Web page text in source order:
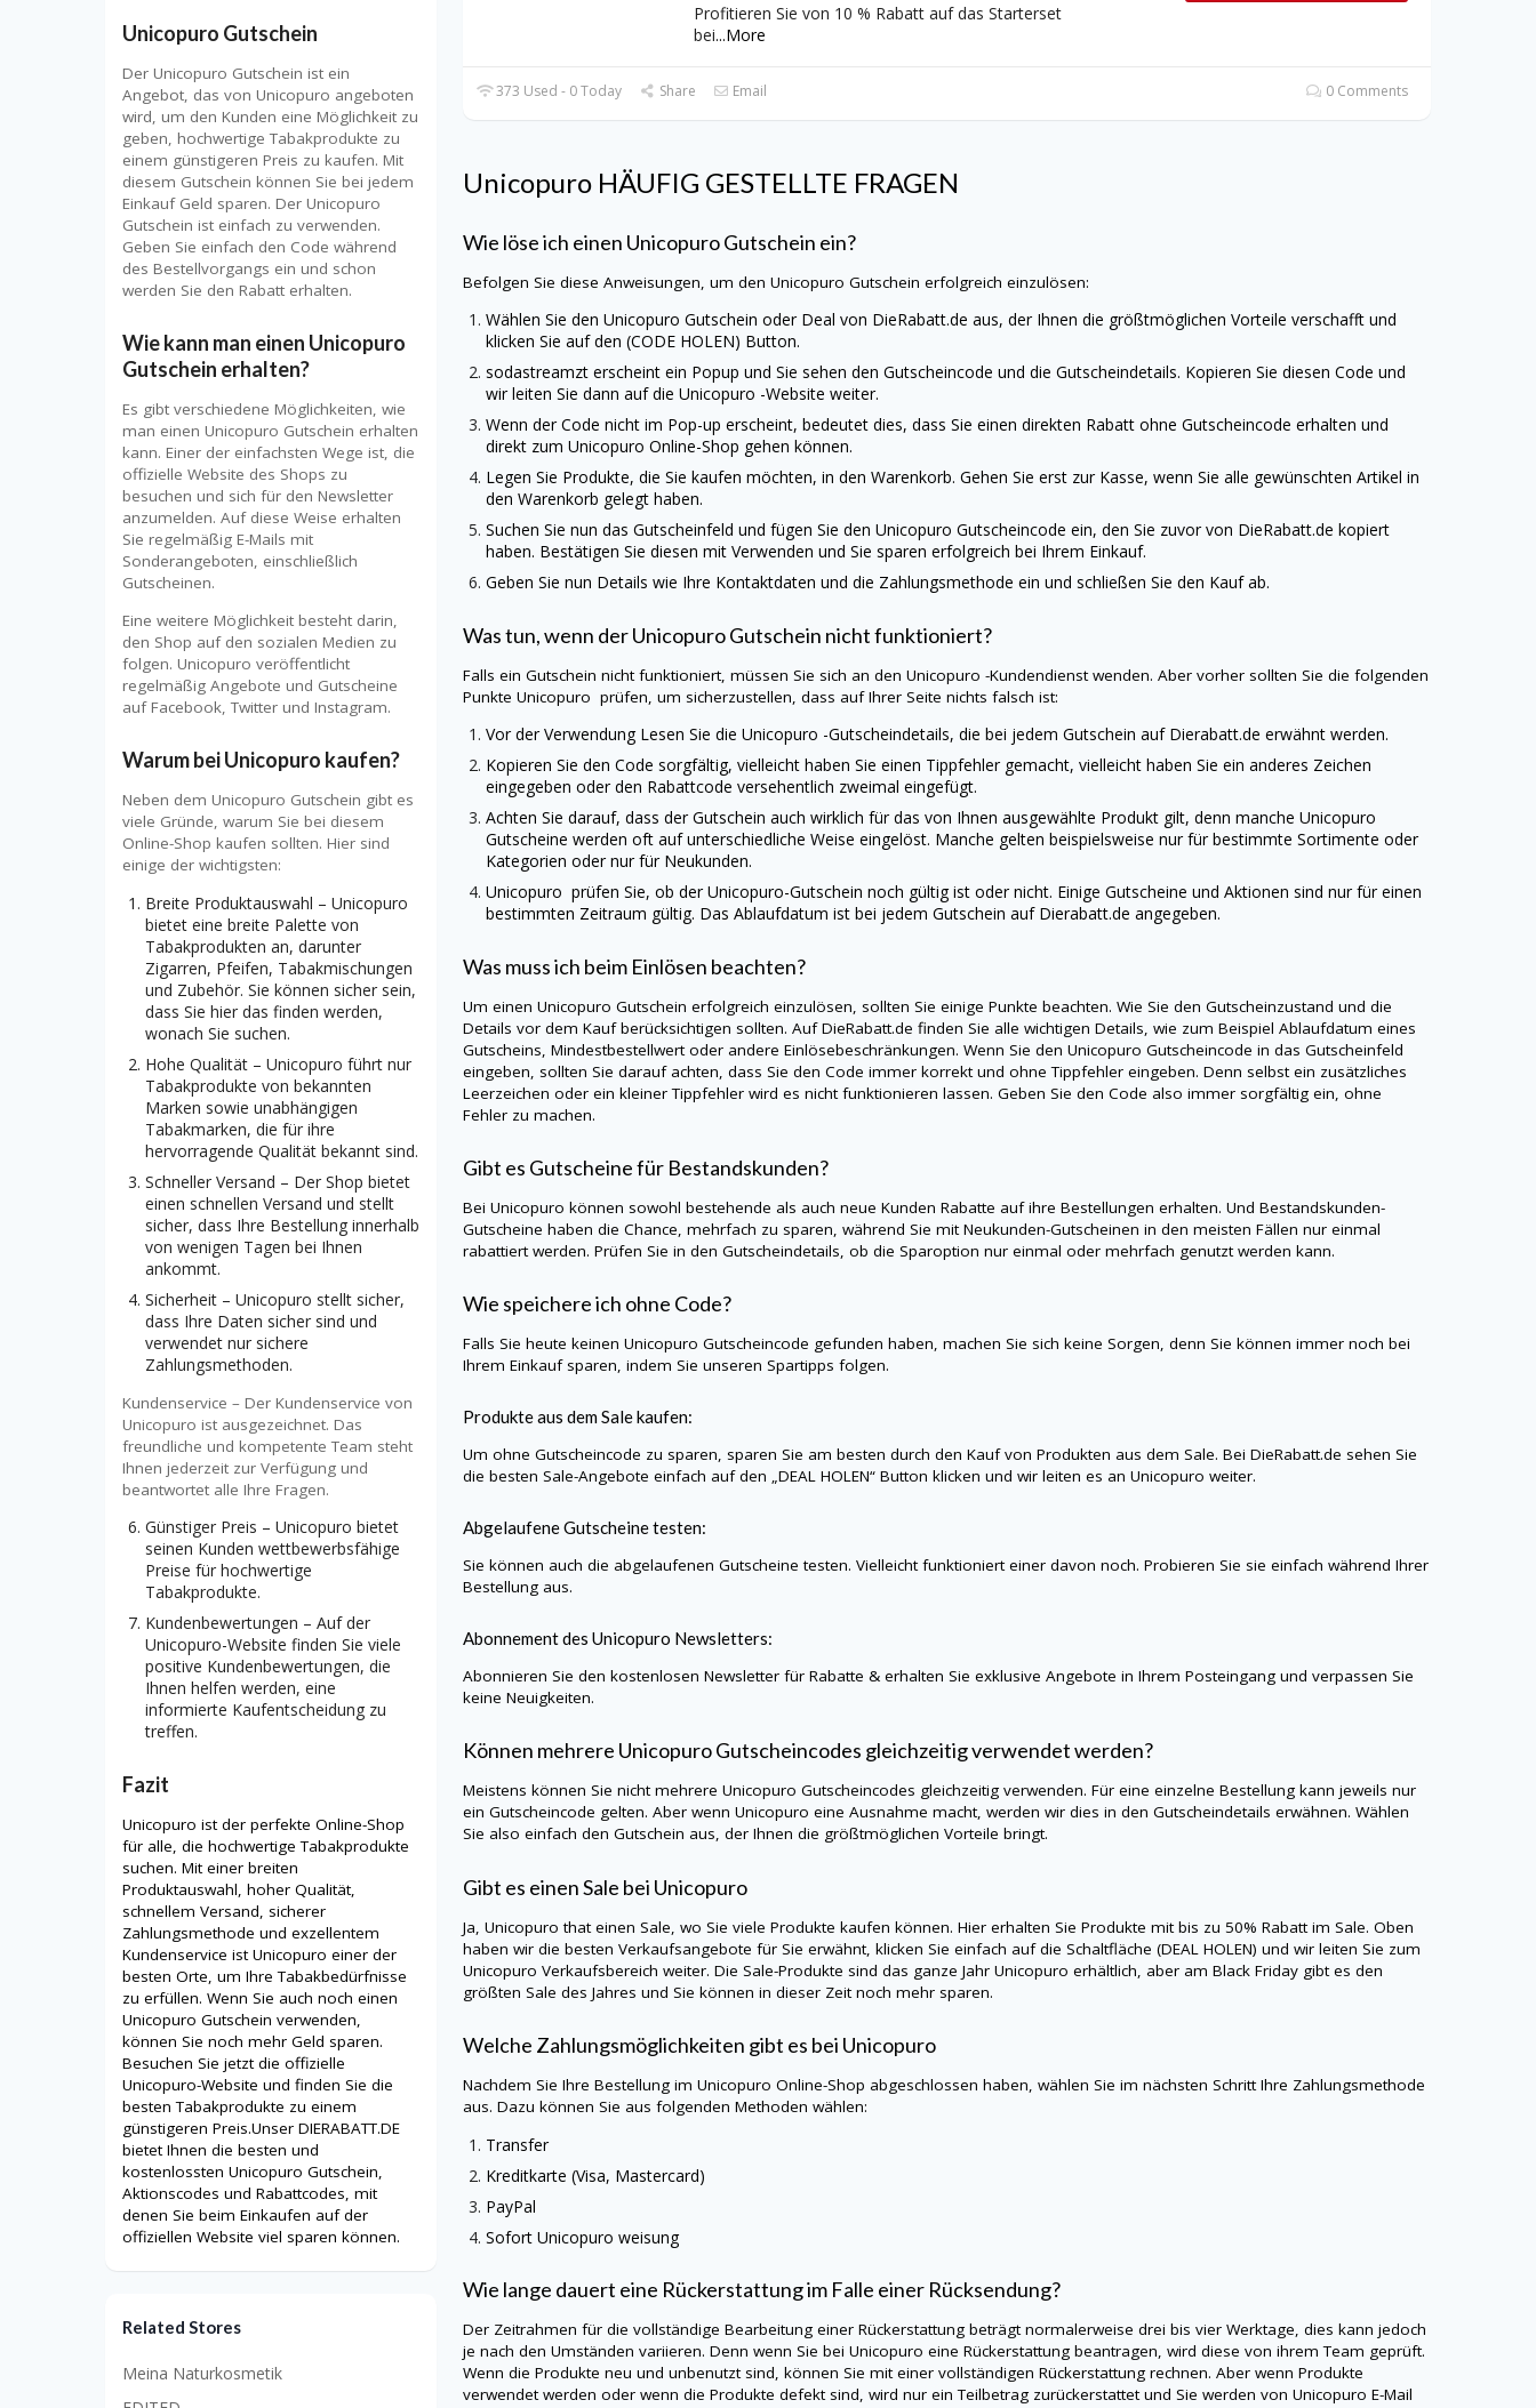
Profitieren Sie von 10 % Rabatt auf das Starterset
bei...More
373 Used - 0 Today Share Email 0 Comments
Unicopuro HÄUFIG GESTELLTE FRAGEN
Wie löse ich einen UnicopuroGutschein ein?
Befolgen Sie diese Anweisungen, um denUnicopuroGutschein erfolgreich einzulösen:
Wählen Sie denUnicopuroGutschein oder Deal von DieRabatt.de aus, der Ihnen die größtmöglichen Vorteile verschafft und
klicken Sie auf den (CODE HOLEN) Button.
sodastreamzt erscheint ein Popup und Sie sehen den Gutscheincode und die Gutscheindetails. Kopieren Sie diesen Code und
wir leiten Sie dann auf dieUnicopuro -Website weiter.
Wenn der Code nicht im Pop-up erscheint, bedeutet dies, dass Sie einen direkten Rabatt ohne Gutscheincode erhalten und
direkt zumUnicopuroOnline-Shop gehen können.
Legen Sie Produkte, die Sie kaufen möchten, in den Warenkorb. Gehen Sie erst zur Kasse, wenn Sie alle gewünschten Artikel in
den Warenkorb gelegt haben.
Suchen Sie nun das Gutscheinfeld und fügen Sie denUnicopuroGutscheincode ein, den Sie zuvor von DieRabatt.de kopiert
haben. Bestätigen Sie diesen mit Verwenden und Sie sparen erfolgreich bei Ihrem Einkauf.
Geben Sie nun Details wie Ihre Kontaktdaten und die Zahlungsmethode ein und schließen Sie den Kauf ab.
Was tun, wenn derUnicopuroGutschein nicht funktioniert?
Falls ein Gutschein nicht funktioniert, müssen Sie sich an denUnicopuro-Kundendienst wenden. Aber vorher sollten Sie die folgenden
PunkteUnicopuro prüfen, um sicherzustellen, dass auf Ihrer Seite nichts falsch ist:
Vor der Verwendung Lesen Sie dieUnicopuro -Gutscheindetails, die bei jedem Gutschein auf Dierabatt.de erwähnt werden.
Kopieren Sie den Code sorgfältig, vielleicht haben Sie einen Tippfehler gemacht, vielleicht haben Sie ein anderes Zeichen
eingegeben oder den Rabattcode versehentlich zweimal eingefügt.
Achten Sie darauf, dass der Gutschein auch wirklich für das von Ihnen ausgewählte Produkt gilt, denn mancheUnicopuro
Gutscheine werden oft auf unterschiedliche Weise eingelöst. Manche gelten beispielsweise nur für bestimmte Sortimente oder
Kategorien oder nur für Neukunden.
Unicopuro prüfen Sie, ob derUnicopuro-Gutschein noch gültig ist oder nicht. Einige Gutscheine und Aktionen sind nur für einen
bestimmten Zeitraum gültig. Das Ablaufdatum ist bei jedem Gutschein auf Dierabatt.de angegeben.
Was muss ich beim Einlösen beachten?
Um einenUnicopuroGutschein erfolgreich einzulösen, sollten Sie einige Punkte beachten. Wie Sie den Gutscheinzustand und die
Details vor dem Kauf berücksichtigen sollten. AufDieRabatt.de finden Sie alle wichtigen Details, wie zum Beispiel Ablaufdatum eines
Gutscheins, Mindestbestellwert oder andere Einlösebeschränkungen. Wenn Sie denUnicopuroGutscheincode in das Gutscheinfeld
eingeben, sollten Sie darauf achten, dass Sie den Code immer korrekt und ohne Tippfehler eingeben. Denn selbst ein zusätzliches
Leerzeichen oder ein kleiner Tippfehler wird es nicht funktionieren lassen. Geben Sie den Code also immer sorgfältig ein, ohne
Fehler zu machen.
Gibt es Gutscheine für Bestandskunden?
BeiUnicopurokönnen sowohl bestehende als auch neue Kunden Rabatte auf ihre Bestellungen erhalten. Und Bestandskunden-
Gutscheine haben die Chance, mehrfach zu sparen, während Sie mit Neukunden-Gutscheinen in den meisten Fällen nur einmal
rabattiert werden. Prüfen Sie in den Gutscheindetails, ob die Sparoption nur einmal oder mehrfach genutzt werden kann.
Wie speichere ich ohne Code?
Falls Sie heute keinenUnicopuroGutscheincode gefunden haben, machen Sie sich keine Sorgen, denn Sie können immer noch bei
Ihrem Einkauf sparen, indem Sie unseren Spartipps folgen.
Produkte aus dem Sale kaufen:
Um ohne Gutscheincode zu sparen, sparen Sie am besten durch den Kauf von Produkten aus dem Sale. BeiDieRabatt.de sehen Sie
die besten Sale-Angebote einfach auf den „DEAL HOLEN“ Button klicken und wir leiten es anUnicopuroweiter.
Abgelaufene Gutscheine testen:
Sie können auch die abgelaufenen Gutscheine testen. Vielleicht funktioniert einer davon noch. Probieren Sie sie einfach während Ihrer
Bestellung aus.
Abonnement desUnicopuro Newsletters:
Abonnieren Sie den kostenlosen Newsletter für Rabatte & erhalten Sie exklusive Angebote in Ihrem Posteingang und verpassen Sie
keine Neuigkeiten.
Können mehrere UnicopuroGutscheincodes gleichzeitig verwendet werden?
Meistens können Sie nicht mehrereUnicopuroGutscheincodes gleichzeitig verwenden. Für eine einzelne Bestellung kann jeweils nur
ein Gutscheincode gelten. Aber wenn Unicopuro eine Ausnahme macht, werden wir dies in den Gutscheindetails erwähnen. Wählen
Sie also einfach den Gutschein aus, der Ihnen die größtmöglichen Vorteile bringt.
Gibt es einen Sale bei Unicopuro
Ja,Unicopurothat einen Sale, wo Sie viele Produkte kaufen können. Hier erhalten Sie Produkte mit bis zu 50% Rabatt im Sale. Oben
haben wir die besten Verkaufsangebote für Sie erwähnt, klicken Sie einfach auf die Schaltfläche (DEAL HOLEN) und wir leiten Sie zum
UnicopuroVerkaufsbereich weiter. Die Sale-Produkte sind das ganze JahrUnicopuroerhältlich, aber am Black Friday gibt es den
größten Sale des Jahres und Sie können in dieser Zeit noch mehr sparen.
Welche Zahlungsmöglichkeiten gibt es bei Unicopuro
Nachdem Sie Ihre Bestellung imUnicopuroOnline-Shop abgeschlossen haben, wählen Sie im nächsten Schritt Ihre Zahlungsmethode
aus. Dazu können Sie aus folgenden Methoden wählen:
Transfer
Kreditkarte (Visa, Mastercard)
PayPal
SofortUnicopuroweisung
Wie lange dauert eine Rückerstattung im Falle einer Rücksendung?
Der Zeitrahmen für die vollständige Bearbeitung einer Rückerstattung beträgt normalerweise drei bis vier Werktage, dies kann jedoch
je nach den Umständen variieren. Denn wenn Sie beiUnicopuroeine Rückerstattung beantragen, wird diese von ihrem Team geprüft.
Wenn die Produkte neu und unbenutzt sind, können Sie mit einer vollständigen Rückerstattung rechnen. Aber wenn Produkte
verwendet werden oder wenn die Produkte defekt sind, wird nur ein Teilbetrag zurückerstattet und Sie werden vonUnicopuroE-Mail
Unicopuro Gutschein
Der Unicopuro Gutschein ist ein
Angebot, das von Unicopuro angeboten
wird, um den Kunden eine Möglichkeit zu
geben, hochwertige Tabakprodukte zu
einem günstigeren Preis zu kaufen. Mit
diesem Gutschein können Sie bei jedem
Einkauf Geld sparen. Der Unicopuro
Gutschein ist einfach zu verwenden.
Geben Sie einfach den Code während
des Bestellvorgangs ein und schon
werden Sie den Rabatt erhalten.
Wie kann man einen Unicopuro
Gutschein erhalten?
Es gibt verschiedene Möglichkeiten, wie
man einen Unicopuro Gutschein erhalten
kann. Einer der einfachsten Wege ist, die
offizielle Website des Shops zu
besuchen und sich für den Newsletter
anzumelden. Auf diese Weise erhalten
Sie regelmäßig E-Mails mit
Sonderangeboten, einschließlich
Gutscheinen.
Eine weitere Möglichkeit besteht darin,
den Shop auf den sozialen Medien zu
folgen. Unicopuro veröffentlicht
regelmäßig Angebote und Gutscheine
auf Facebook, Twitter und Instagram.
Warum bei Unicopuro kaufen?
Neben dem Unicopuro Gutschein gibt es
viele Gründe, warum Sie bei diesem
Online-Shop kaufen sollten. Hier sind
einige der wichtigsten:
Breite Produktauswahl – Unicopuro
bietet eine breite Palette von
Tabakprodukten an, darunter
Zigarren, Pfeifen, Tabakmischungen
und Zubehör. Sie können sicher sein,
dass Sie hier das finden werden,
wonach Sie suchen.
Hohe Qualität – Unicopuro führt nur
Tabakprodukte von bekannten
Marken sowie unabhängigen
Tabakmarken, die für ihre
hervorragende Qualität bekannt sind.
Schneller Versand – Der Shop bietet
einen schnellen Versand und stellt
sicher, dass Ihre Bestellung innerhalb
von wenigen Tagen bei Ihnen
ankommt.
Sicherheit – Unicopuro stellt sicher,
dass Ihre Daten sicher sind und
verwendet nur sichere
Zahlungsmethoden.
Kundenservice – Der Kundenservice von
Unicopuro ist ausgezeichnet. Das
freundliche und kompetente Team steht
Ihnen jederzeit zur Verfügung und
beantwortet alle Ihre Fragen.
Günstiger Preis – Unicopuro bietet
seinen Kunden wettbewerbsfähige
Preise für hochwertige
Tabakprodukte.
Kundenbewertungen – Auf der
Unicopuro-Website finden Sie viele
positive Kundenbewertungen, die
Ihnen helfen werden, eine
informierte Kaufentscheidung zu
treffen.
Fazit
Unicopuro ist der perfekte Online-Shop
für alle, die hochwertige Tabakprodukte
suchen. Mit einer breiten
Produktauswahl, hoher Qualität,
schnellem Versand, sicherer
Zahlungsmethode und exzellentem
Kundenservice ist Unicopuro einer der
besten Orte, um Ihre Tabakbedürfnisse
zu erfüllen. Wenn Sie auch noch einen
Unicopuro Gutschein verwenden,
können Sie noch mehr Geld sparen.
Besuchen Sie jetzt die offizielle
Unicopuro-Website und finden Sie die
besten Tabakprodukte zu einem
günstigeren Preis.Unser DIERABATT.DE
bietet Ihnen die besten und
kostenlossten Unicopuro Gutschein,
Aktionscodes und Rabattcodes, mit
denen Sie beim Einkaufen auf der
offiziellen Website viel sparen können.
Related Stores
Meina Naturkosmetik